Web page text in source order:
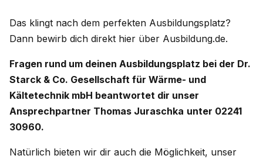
Das klingt nach dem perfekten Ausbildungsplatz?
Dann bewirb dich direkt hier über Ausbildung.de.
Fragen rund um deinen Ausbildungsplatz bei der Dr.
Starck & Co. Gesellschaft für Wärme- und
Kältetechnik mbH beantwortet dir unser
Ansprechpartner Thomas Juraschka unter 02241
30960.
Natürlich bieten wir dir auch die Möglichkeit, unser